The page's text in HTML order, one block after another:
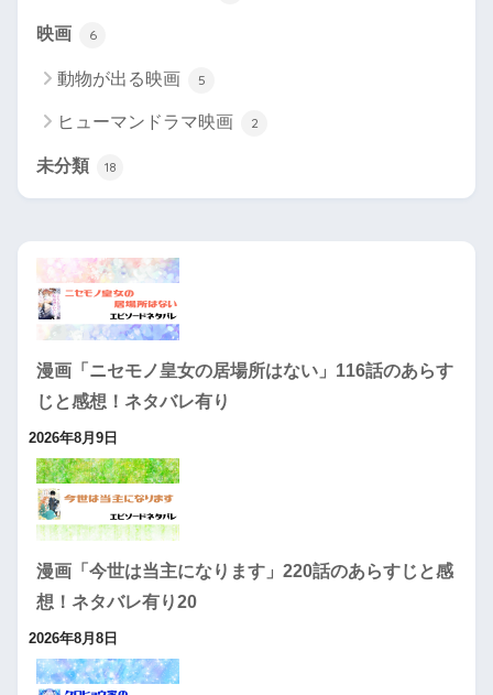
映画 6
動物が出る映画 5
ヒューマンドラマ映画 2
未分類 18
漫画「ニセモノ皇女の居場所はない」116話のあらす
じと感想！ネタバレ有り
2026年8月9日
漫画「今世は当主になります」220話のあらすじと感
想！ネタバレ有り20
2026年8月8日